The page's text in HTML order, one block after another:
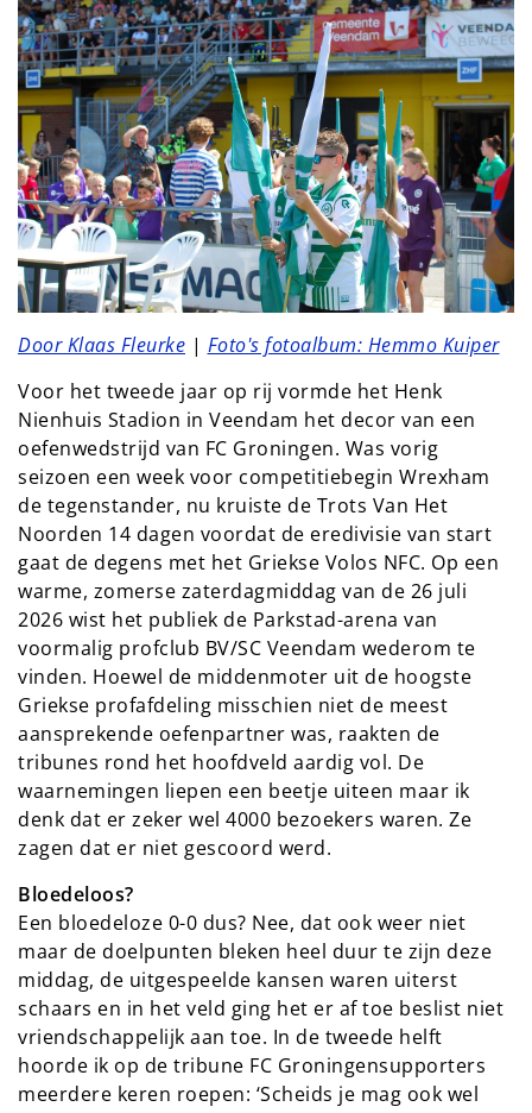
Door Klaas Fleurke | Foto's fotoalbum: Hemmo Kuiper
Voor het tweede jaar op rij vormde het Henk
Nienhuis Stadion in Veendam het decor van een
oefenwedstrijd van FC Groningen. Was vorig
seizoen een week voor competitiebegin Wrexham
de tegenstander, nu kruiste de Trots Van Het
Noorden 14 dagen voordat de eredivisie van start
gaat de degens met het Griekse Volos NFC. Op een
warme, zomerse zaterdagmiddag van de 26 juli
2026 wist het publiek de Parkstad-arena van
voormalig profclub BV/SC Veendam wederom te
vinden. Hoewel de middenmoter uit de hoogste
Griekse profafdeling misschien niet de meest
aansprekende oefenpartner was, raakten de
tribunes rond het hoofdveld aardig vol. De
waarnemingen liepen een beetje uiteen maar ik
denk dat er zeker wel 4000 bezoekers waren. Ze
zagen dat er niet gescoord werd.
Bloedeloos?
Een bloedeloze 0-0 dus? Nee, dat ook weer niet
maar de doelpunten bleken heel duur te zijn deze
middag, de uitgespeelde kansen waren uiterst
schaars en in het veld ging het er af toe beslist niet
vriendschappelijk aan toe. In de tweede helft
hoorde ik op de tribune FC Groningensupporters
meerdere keren roepen: ‘Scheids je mag ook wel